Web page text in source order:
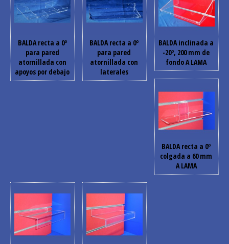
BALDA recta a 0º
para pared
atornillada con
apoyos por debajo
BALDA recta a 0º
para pared
atornillada con
laterales
BALDA inclinada a
-20º, 200 mm de
fondo A LAMA
BALDA recta a 0º
colgada a 60 mm
A LAMA